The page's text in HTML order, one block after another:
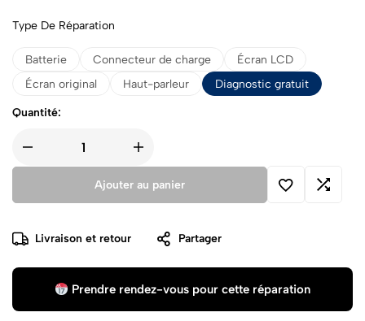
Type De Réparation
Batterie Connecteur de charge
Écran LCD
Écran original
Haut-parleur Diagnostic gratuit
Quantité:
Ajouter au panier
Livraison et retour Partager
Prendre rendez-vous pour cette réparation